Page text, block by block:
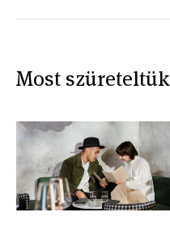
Most szüreteltük